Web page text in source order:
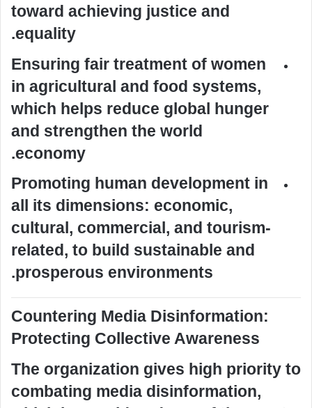
toward achieving justice and
equality.
Ensuring fair treatment of women
in agricultural and food systems,
which helps reduce global hunger
and strengthen the world
economy.
Promoting human development in
all its dimensions: economic,
cultural, commercial, and tourism-
related, to build sustainable and
prosperous environments.
Countering Media Disinformation:
Protecting Collective Awareness
The organization gives high priority to
combating media disinformation,